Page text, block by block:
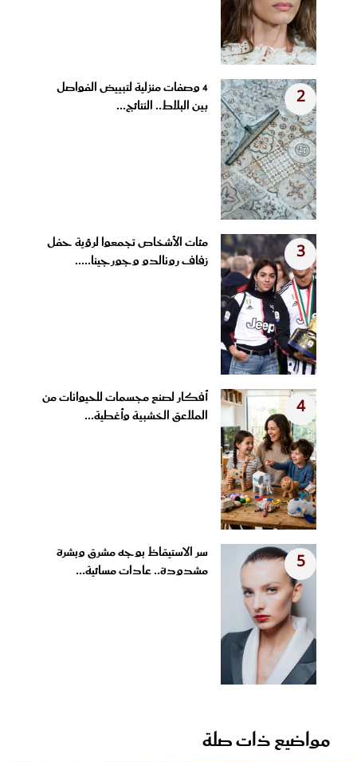
2
4 وصفات منزلية لتبييض الفواصل
بين البلاط.. النتائج...
3
مئات الأشخاص تجمعوا لرؤية حفل
زفاف رونالدو وجورجينا.....
4
أفكار لصنع مجسمات للحيوانات من
الملاعق الخشبية وأغطية...
5
سر الاستيقاظ بوجه مشرق وبشرة
مشدودة.. عادات مسائية...
مواضيع ذات صلة